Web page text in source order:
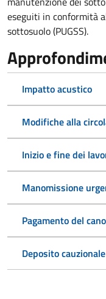
eseguiti in conformità
sottosuolo (PUGSS).
Impatto acustico
Modifiche alla
Inizio e fine dei
Manomissione
Pagamento del
Deposito